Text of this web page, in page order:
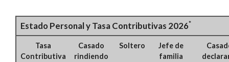
Estado Personal y Tasa Contributivas 2026*
Tasa
Contributiva
Casado
rindiendo
Soltero
Jefe de
familia